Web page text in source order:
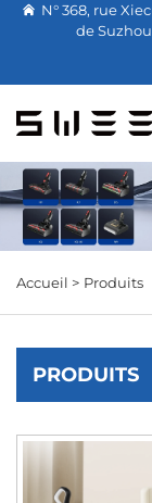
N° 368, rue
de
Accueil > Produits
PRODUITS